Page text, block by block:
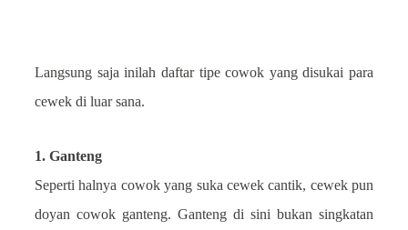
Langsung saja inilah daftar tipe cowok yang disukai para
cewek di luar sana.
1. Ganteng
Seperti halnya cowok yang suka cewek cantik, cewek pun
doyan cowok ganteng. Ganteng di sini bukan singkatan